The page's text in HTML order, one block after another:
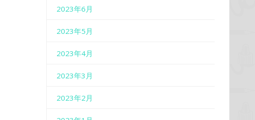
2023年6月
2023年5月
2023年4月
2023年3月
2023年2月